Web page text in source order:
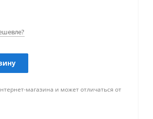
магазина и может отличаться от